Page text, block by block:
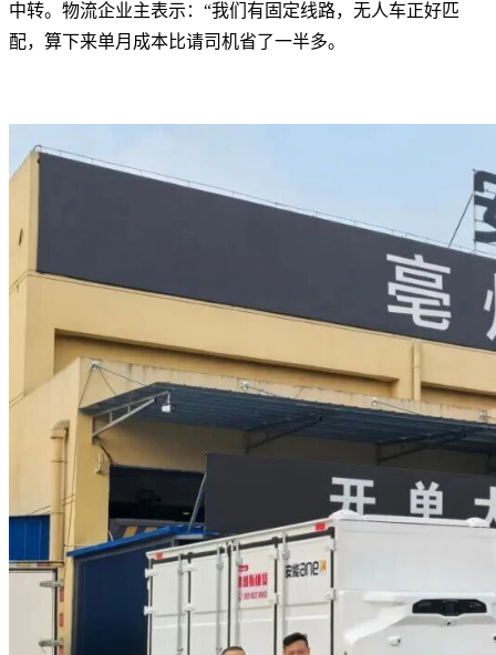
中转。物流企业主表示：“我们有固定线路，无人车正好匹
配，算下来单月成本比请司机省了一半多。